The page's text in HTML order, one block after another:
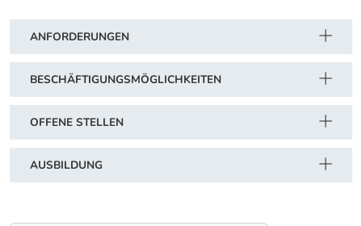
ANFORDERUNGEN
BESCHÄFTIGUNGSMÖGLICHKEITEN
OFFENE STELLEN
AUSBILDUNG